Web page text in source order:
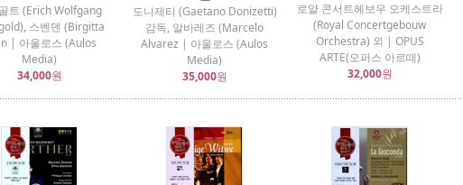
트 (Erich Wolfgang
스벤덴 (Birgitta
| 아울로스 (Aulos
Media)
34,000원
도니제티 (Gaetano Donizetti)
감독, 알바레즈 (Marcelo
Alvarez | 아울로스 (Aulos
Media)
35,000원
로얄 콘서트헤보우 오케스트라
(Royal Concertgebouw
Orchestra) 외 | OPUS
ARTE(오퍼스 아르떼)
32,000원